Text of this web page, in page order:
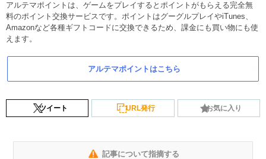
アルテマポイントは、ゲームをプレイするとポイントがもらえる完全無
料のポイント交換サービスです。ポイントはグーグルプレイやiTunes、
Amazonなど各種ギフトコードに交換できるため、課金にも買い物にも使
えます。
アルテマポイントはこちら
ツイート URL発行 お気に入り
記事について指摘する